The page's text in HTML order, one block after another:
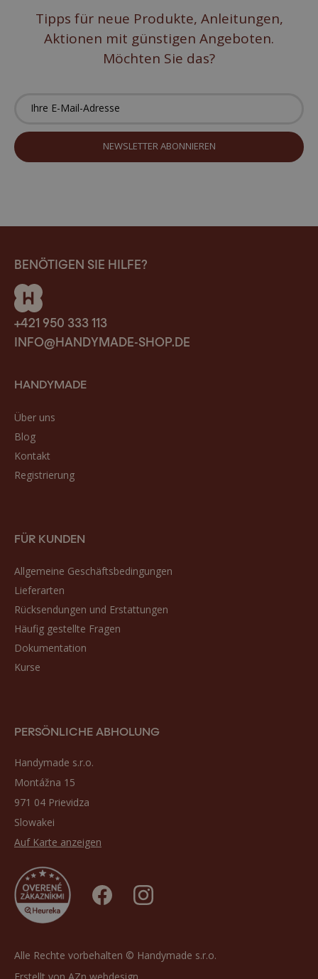
Tipps für neue Produkte, Anleitungen,
Aktionen mit günstigen Angeboten.
Möchten Sie das?
BENÖTIGEN SIE HILFE?
+421 950 333 113
INFO@HANDYMADE-SHOP.DE
HANDYMADE
Über uns
Blog
Kontakt
Registrierung
FÜR KUNDEN
Allgemeine Geschäftsbedingungen
Lieferarten
Rücksendungen und Erstattungen
Häufig gestellte Fragen
Dokumentation
Kurse
PERSÖNLICHE ABHOLUNG
Handymade s.r.o.
Montážna 15
971 04 Prievidza
Slowakei
Auf Karte anzeigen
Alle Rechte vorbehalten © Handymade s.r.o.